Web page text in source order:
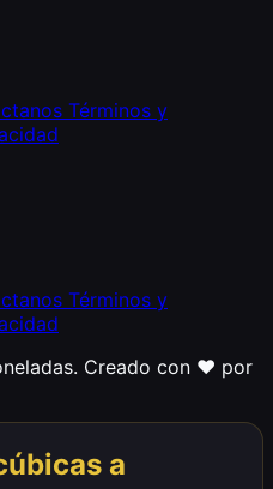
Términos y
Términos y
Creado con ❤️ por
a